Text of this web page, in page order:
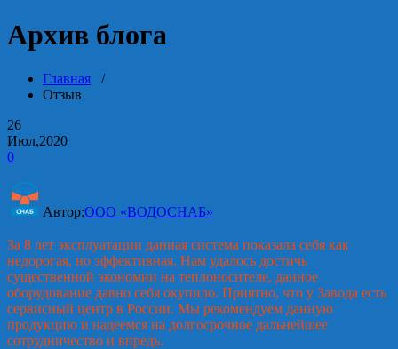
Архив блога
Главная /
Отзыв
26
Июл,2020
0
Автор:ООО «ВОДОСНАБ»
За 8 лет эксплуатации данная система показала себя как
недорогая, но эффективная. Нам удалось достичь
существенной экономии на теплоносителе, данное
оборудование давно себя окупило. Приятно, что у Завода есть
сервисный центр в России. Мы рекомендуем данную
продукцию и надеемся на долгосрочное дальнейшее
сотрудничество и впредь.